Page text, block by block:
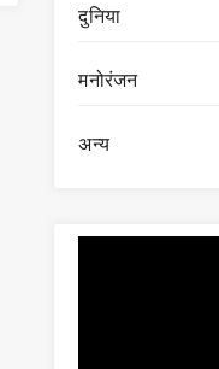
दुनिया
मनोरंजन
अन्य